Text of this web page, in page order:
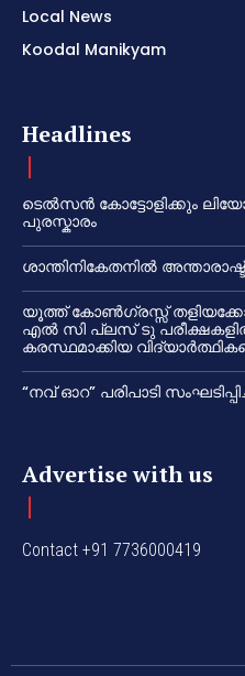
Local News
Koodal Manikyam
Headlines
ടെൽസൻ കോട്ടോളിക്കും
പുരസ്കാരം
ശാന്തിനികേതനിൽ
യൂത്ത് കോൺഗ്രസ്സ്
എൽ സി പ്ലസ് ടു
കരസ്ഥമാക്കിയ
“നവ് ഓറ” പരിപാടി
Advertise with us
Contact +91 7736000419